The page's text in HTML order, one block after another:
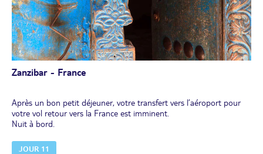
Zanzibar - France
Après un bon petit déjeuner, votre transfert vers l’aéroport pour
votre vol retour vers la France est imminent.
Nuit à bord.
JOUR 11